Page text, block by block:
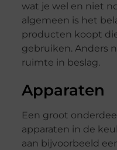
wat je wel en niet
algemeen is het
producten koopt
gebruiken. Anders
ruimte in beslag.
Apparaten
Een groot
apparaten in de
aan bijvoorbeeld